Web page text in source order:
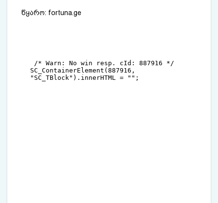
წყარო: fortuna.ge